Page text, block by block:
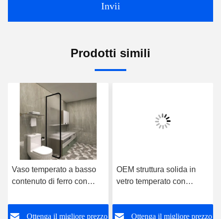
Invii
Prodotti simili
Vaso temperato a basso
contenuto di ferro con
rivolto Satinlite Super
BiancoOttenga il migliore prezzo
OEM struttura solida in
vetro temperato con
Ottenga il migliore prezzo